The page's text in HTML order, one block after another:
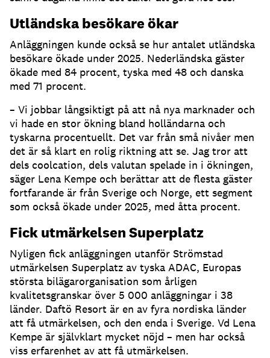
Utländska besökare ökar
Anläggningen kunde också se hur antalet utländska
besökare ökade under 2025. Nederländska gäster
ökade med 84 procent, tyska med 48 och danska
med 71 procent.
– Vi jobbar långsiktigt på att nå nya marknader och
vi hade en stor ökning bland holländarna och
tyskarna procentuellt. Det var från små nivåer men
det är så klart en rolig riktning att se. Jag tror att
dels coolcation, dels valutan spelade in i ökningen,
säger Lena Kempe och berättar att de flesta gäster
fortfarande är från Sverige och Norge, ett segment
som också ökade under 2025, med åtta procent.
Fick utmärkelsen Superplatz
Nyligen fick anläggningen utanför Strömstad
utmärkelsen Superplatz av tyska ADAC, Europas
största bilägarorganisation som årligen
kvalitetsgranskar över 5 000 anläggningar i 38
länder. Daftö Resort är en av fyra nordiska länder
att få utmärkelsen, och den enda i Sverige. Vd Lena
Kempe är självklart mycket nöjd – men har också
viss erfarenhet av att få utmärkelsen.